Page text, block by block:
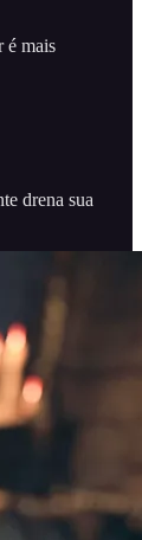
é mais
drena sua